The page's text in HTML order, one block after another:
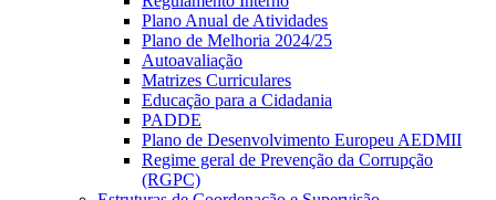
Plano Anual de Atividades
Plano de Melhoria 2024/25
Autoavaliação
Matrizes Curriculares
Educação para a Cidadania
PADDE
Plano de Desenvolvimento Europeu AEDMII
Regime geral de Prevenção da Corrupção
(RGPC)